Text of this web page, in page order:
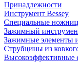
Принадлежности
Инструмент Bessey
Специальные
Зажимный
Зажимные элементы
Струбцины из
Высокоэффективные